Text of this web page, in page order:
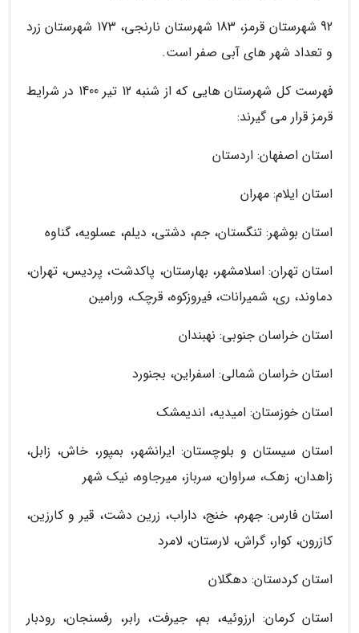
92 شهرستان قرمز، 183 شهرستان نارنجی، 173 شهرستان زرد
و تعداد شهر های آبی صفر است.
فهرست کل شهرستان هایی که از شنبه 12 تیر 1400 در شرایط
قرمز قرار می گیرند:
استان اصفهان: اردستان
استان ایلام: مهران
استان بوشهر: تنگستان، جم، دشتی، دیلم، عسلویه، گناوه
استان تهران: اسلامشهر، بهارستان، پاکدشت، پردیس، تهران،
دماوند، ری، شمیرانات، فیروزکوه، قرچک، ورامین
استان خراسان جنوبی: نهبندان
استان خراسان شمالی: اسفراین، بجنورد
استان خوزستان: امیدیه، اندیمشک
استان سیستان و بلوچستان: ایرانشهر، بمپور، خاش، زابل،
زاهدان، زهک، سراوان، سرباز، میرجاوه، نیک شهر
استان فارس: جهرم، خنج، داراب، زرین دشت، قیر و کارزین،
کازرون، کوار، گراش، لارستان، لامرد
استان کردستان: دهگلان
استان کرمان: ارزوئیه، بم، جیرفت، رابر، رفسنجان، رودبار